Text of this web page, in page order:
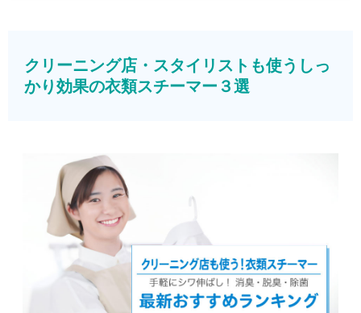
クリーニング店・スタイリストも使うしっ
かり効果の衣類スチーマー３選